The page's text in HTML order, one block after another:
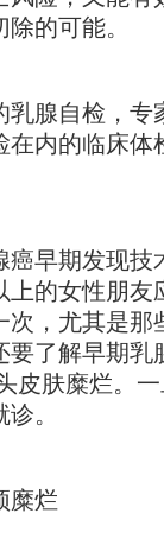
的可能。
腺自检，专
在内的临床体
早期发现技
上的女性朋友
，尤其是那
了解早期乳
皮肤糜烂。
。
烂